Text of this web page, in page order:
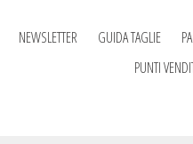
NEWSLETTER GUIDA TAGLIE
PUNTI